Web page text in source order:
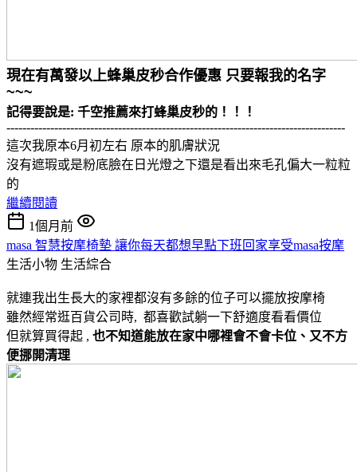
現在有萬發以上蜂巢皮秒合作優惠 只要報我的名字
~~~
記得要說是: 千空推薦來打蜂巢皮秒的！！！
-------------------------------------------------------------------------------------
這次我原本6月初左右 原本的肌膚狀況
沒有遮瑕或是粉底臉在日光燈之下還是看出來毛孔偏大一粒粒
的
繼續閱讀
1個月前
masa 智慧按摩椅墊 讓你每天都想早點下班回家享受masa按摩
生活小物 生活綜合
就連我出生長大的家裡都沒有多餘的位子可以擺放按摩椅
雖然經常逛百貨公司時, 都喜歡試躺一下舒適度看看價位
但就算買得起 , 也不知道能放在家中哪裡會不會卡位、又不方
便挪開清理